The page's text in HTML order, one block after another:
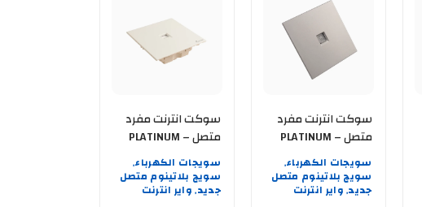
سوكت انترنت مفرد
متصل PLATINUM –
سويجات الكهرباء,
سويج بلاتينوم متصل
جديد, واير انترنت
سوكت انترنت مفرد
متصل PLATINUM –
سويجات الكهرباء,
سويج بلاتينوم متصل
جديد, واير انترنت